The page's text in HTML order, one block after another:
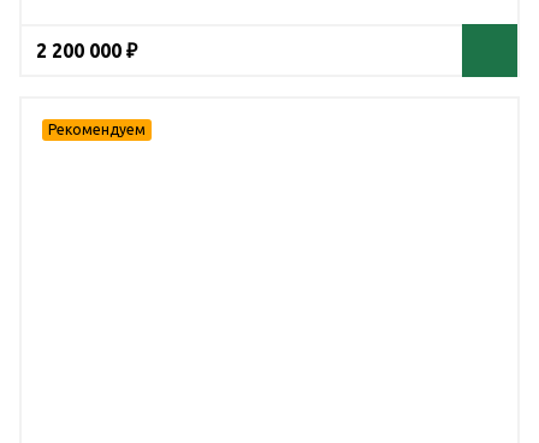
2 200 000 ₽